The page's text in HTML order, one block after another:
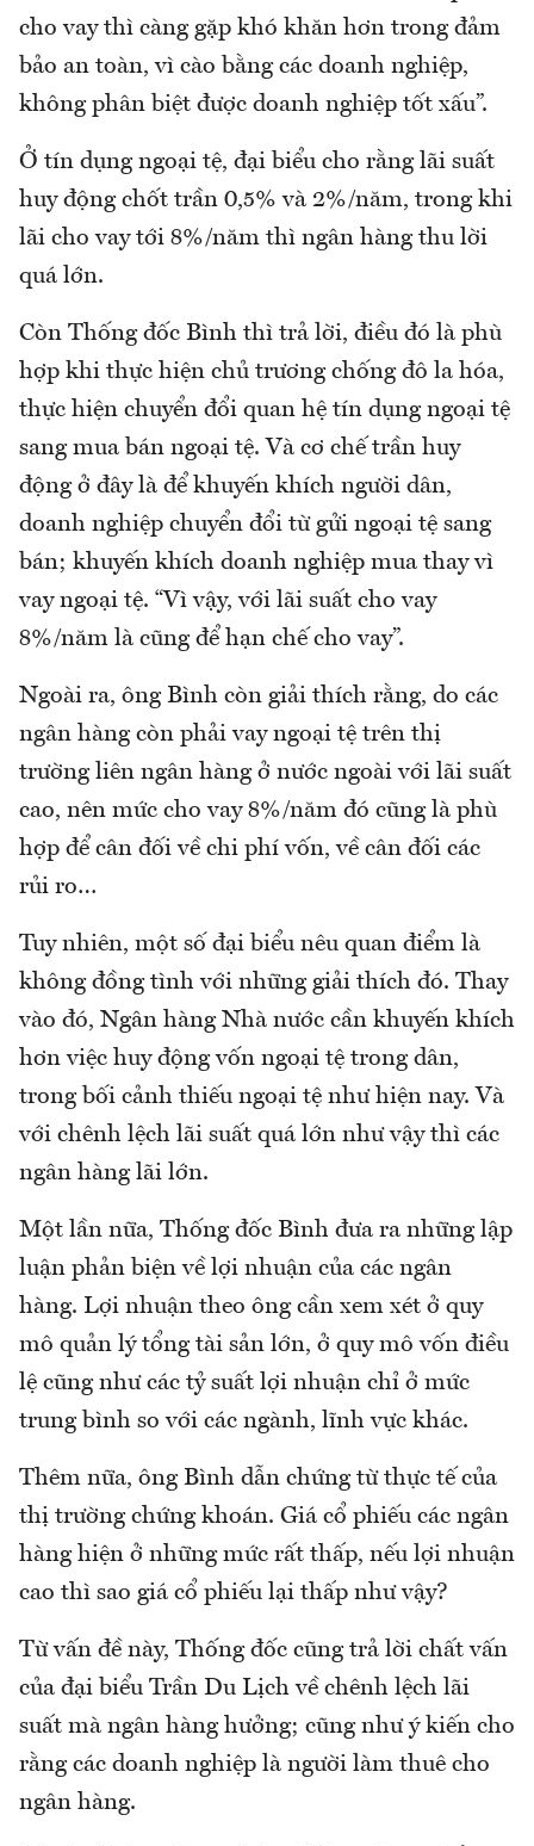
cho vay thì càng gặp khó khăn hơn trong đảm
bảo an toàn, vì cào bằng các doanh nghiệp,
không phân biệt được doanh nghiệp tốt xấu”.
Ở tín dụng ngoại tệ, đại biểu cho rằng lãi suất
huy động chốt trần 0,5% và 2%/năm, trong khi
lãi cho vay tới 8%/năm thì ngân hàng thu lời
quá lớn.
Còn Thống đốc Bình thì trả lời, điều đó là phù
hợp khi thực hiện chủ trương chống đô la hóa,
thực hiện chuyển đổi quan hệ tín dụng ngoại tệ
sang mua bán ngoại tệ. Và cơ chế trần huy
động ở đây là để khuyến khích người dân,
doanh nghiệp chuyển đổi từ gửi ngoại tệ sang
bán; khuyến khích doanh nghiệp mua thay vì
vay ngoại tệ. “Vì vậy, với lãi suất cho vay
8%/năm là cũng để hạn chế cho vay”.
Ngoài ra, ông Bình còn giải thích rằng, do các
ngân hàng còn phải vay ngoại tệ trên thị
trường liên ngân hàng ở nước ngoài với lãi suất
cao, nên mức cho vay 8%/năm đó cũng là phù
hợp để cân đối về chi phí vốn, về cân đối các
rủi ro…
Tuy nhiên, một số đại biểu nêu quan điểm là
không đồng tình với những giải thích đó. Thay
vào đó, Ngân hàng Nhà nước cần khuyến khích
hơn việc huy động vốn ngoại tệ trong dân,
trong bối cảnh thiếu ngoại tệ như hiện nay. Và
với chênh lệch lãi suất quá lớn như vậy thì các
ngân hàng lãi lớn.
Một lần nữa, Thống đốc Bình đưa ra những lập
luận phản biện về lợi nhuận của các ngân
hàng. Lợi nhuận theo ông cần xem xét ở quy
mô quản lý tổng tài sản lớn, ở quy mô vốn điều
lệ cũng như các tỷ suất lợi nhuận chỉ ở mức
trung bình so với các ngành, lĩnh vực khác.
Thêm nữa, ông Bình dẫn chứng từ thực tế của
thị trường chứng khoán. Giá cổ phiếu các ngân
hàng hiện ở những mức rất thấp, nếu lợi nhuận
cao thì sao giá cổ phiếu lại thấp như vậy?
Từ vấn đề này, Thống đốc cũng trả lời chất vấn
của đại biểu Trần Du Lịch về chênh lệch lãi
suất mà ngân hàng hưởng; cũng như ý kiến cho
rằng các doanh nghiệp là người làm thuê cho
ngân hàng.